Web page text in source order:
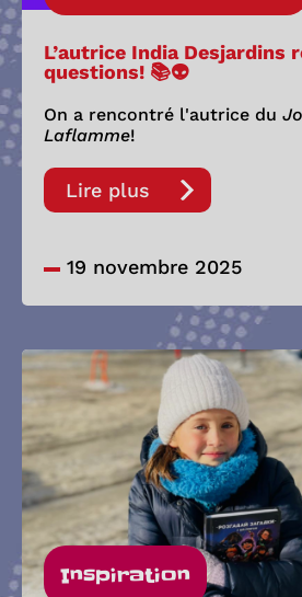
L’autrice India Desjardins
questions! 📚👽
On a rencontré l'autrice du
Laflamme!
Lire plus
19 novembre 2025
Inspiration